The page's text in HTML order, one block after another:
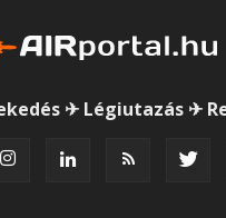
✈ Légiutazás ✈